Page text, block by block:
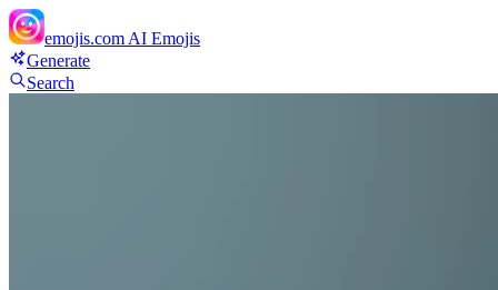
emojis.com AI Emojis
Generate
Search